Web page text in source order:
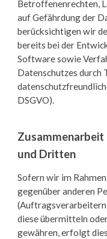
Betroffenenrechten,
auf Gefährdung der
berücksichtigen wir
bereits bei der
Software sowie
Datenschutzes durch
DSGVO).
und Dritten
Sofern wir im
gegenüber anderen
diese übermitteln
gewähren, erfolgt